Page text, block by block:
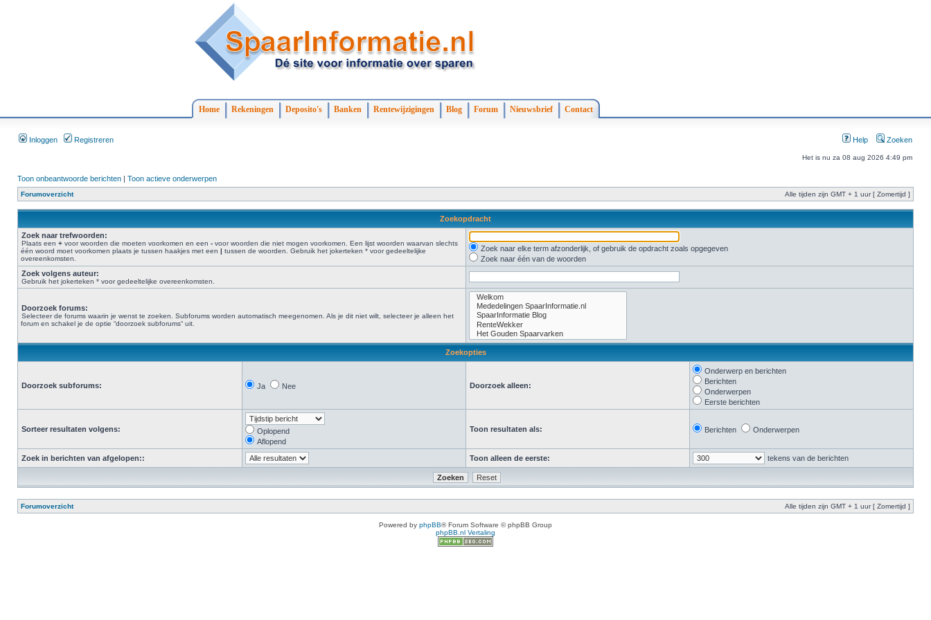
Home Rekeningen Deposito's Banken Rentewijzigingen Blog Forum Nieuwsbrief Contact
Inloggen Registreren Help Zoeken
Het is nu za 08 aug 2026 4:49 pm
Toon onbeantwoorde berichten | Toon actieve onderwerpen
Forumoverzicht Alle tijden zijn GMT + 1 uur [ Zomertijd ]
Zoekopdracht
Zoek naar trefwoorden:
Plaats een + voor woorden die moeten voorkomen en een - voor woorden die niet mogen voorkomen. Een lijst woorden waarvan slechts
één woord moet voorkomen plaats je tussen haakjes met een | tussen de woorden. Gebruik het jokerteken * voor gedeeltelijke
overeenkomsten.
Zoek naar elke term afzonderlijk, of gebruik de opdracht zoals opgegeven
Zoek naar één van de woorden
Zoek volgens auteur:
Gebruik het jokerteken * voor gedeeltelijke overeenkomsten.
Doorzoek forums:
Selecteer de forums waarin je wenst te zoeken. Subforums worden automatisch meegenomen. Als je dit niet wilt, selecteer je alleen het
forum en schakel je de optie “doorzoek subforums“ uit.
Zoekopties
Doorzoek subforums: Ja Nee Doorzoek alleen:
Onderwerp en berichten
Berichten
Onderwerpen
Eerste berichten
Sorteer resultaten volgens:
Oplopend
Aflopend
Toon resultaten als: Berichten Onderwerpen
Zoek in berichten van afgelopen:: Toon alleen de eerste: tekens van de berichten
Forumoverzicht Alle tijden zijn GMT + 1 uur [ Zomertijd ]
Powered by phpBB® Forum Software © phpBB Group
phpBB.nl Vertaling